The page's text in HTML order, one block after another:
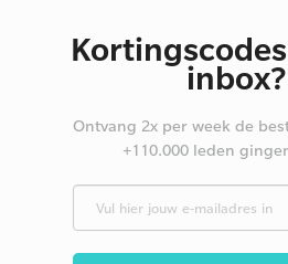
inbox?
Ontvang 2x per week de
+110.000 leden